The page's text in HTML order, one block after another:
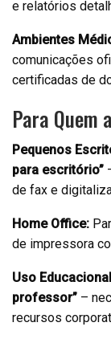
e relatórios
Ambientes
comunicações
certificadas de
Para Quem
Pequenos
para escritório”
de fax e
Home Office:
de impressora
Uso
professor” –
recursos